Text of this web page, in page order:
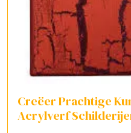
Creëer Prachtige
Acrylverf